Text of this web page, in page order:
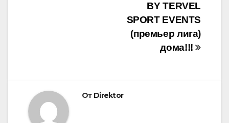
BY TERVEL
SPORT EVENTS
(премьер лига)
дома!!!
От Direktor